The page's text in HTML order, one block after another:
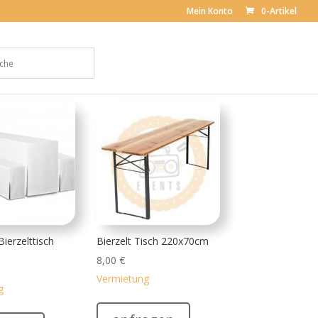
Mein Konto 0-Artikel
Bierzelt Tisch 220x70cm
8,00 €
Vermietung